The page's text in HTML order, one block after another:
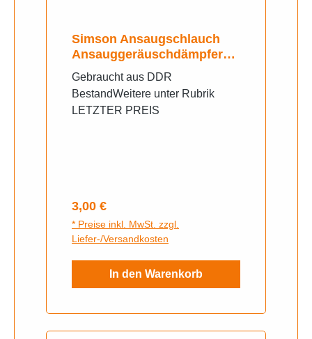
Simson Ansaugschlauch
Ansauggeräuschdämpfer
Schwalbe KR51/2 kr51/1
Gebraucht aus DDR
BestandWeitere unter Rubrik
LETZTER PREIS
Regulärer Preis:
3,00 €
* Preise inkl. MwSt. zzgl.
Liefer-/Versandkosten
In den Warenkorb